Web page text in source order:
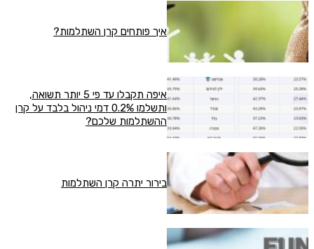
איך פותחים קרן השתלמות?
איפה תקבלו עד פי 5 יותר תשואה,
ותשלמו 0.2% דמי ניהול בלבד על קרן
ההשתלמות שלכם?
בירור יתרה קרן השתלמות